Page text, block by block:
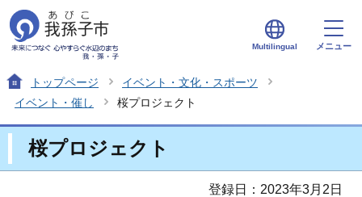
Multilingual メニュー
トップページ
イベント・文化・スポーツ
イベント・催し
桜プロジェクト
桜プロジェクト
登録日：2023年3月2日